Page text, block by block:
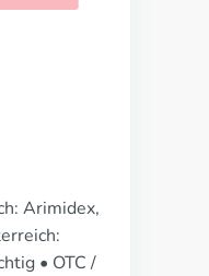
Arimidex,
• OTC /